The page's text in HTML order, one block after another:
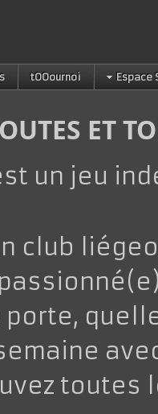
tOOournoi Espace
ET
un jeu
club